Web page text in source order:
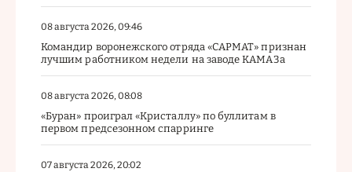
08 августа 2026, 09:46
Командир воронежского отряда «САРМАТ» признан
лучшим работником недели на заводе КАМАЗа
08 августа 2026, 08:08
«Буран» проиграл «Кристаллу» по буллитам в
первом предсезонном спарринге
07 августа 2026, 20:02